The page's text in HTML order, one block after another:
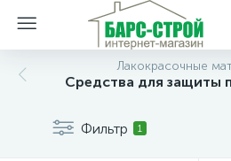
Лакокрасочные
Средства для защиты
Фильтр 1